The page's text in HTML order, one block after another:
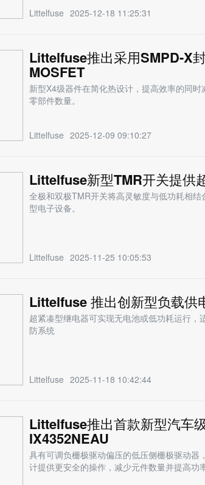
Littelfuse 2025-12-18 11:25:31
Littelfuse推出采用SMPD-X
MOSFET
新型X4级器件在简化热设计，提高效率的同
零部件数量。
Littelfuse 2025-12-09 09:10:27
Littelfuse新型TMR开关提供
全极和双极TMR开关将高灵敏度与低功耗相
型电子设备。
Littelfuse 2025-11-25 10:05:53
Littelfuse 推出创新型负载供
超紧凑型继电器可实现无电池或低功耗运行
防系统
Littelfuse 2025-11-18 10:42:44
Littelfuse推出首款新型汽车
IX4352NEAU
具有可调负栅极驱动偏压的低压侧栅极驱动器
计提供更安全的操作，减少元件数量并提高功